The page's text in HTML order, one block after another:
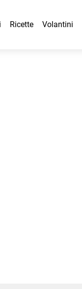
Ricette Volantini